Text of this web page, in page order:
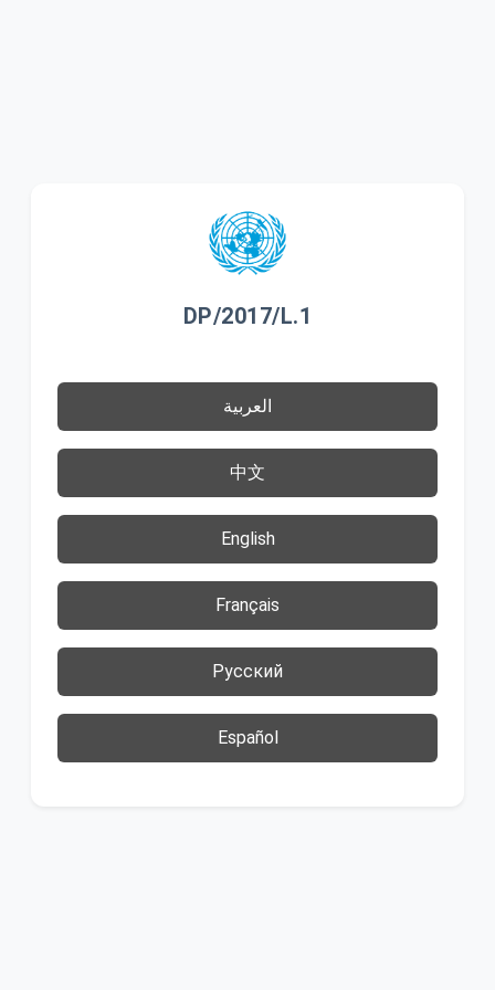
DP/2017/L.1
العربية
中文
English
Français
Русский
Español